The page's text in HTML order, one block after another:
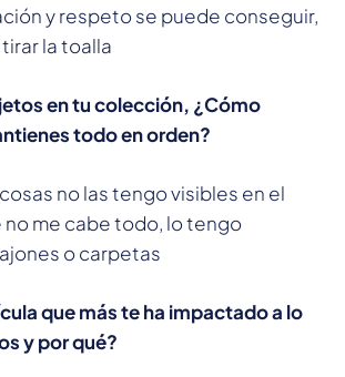
y respeto se puede conseguir,
la toalla
en tu colección, ¿Cómo
todo en orden?
no las tengo visibles en el
me cabe todo, lo tengo
o carpetas
que más te ha impactado a lo
y por qué?